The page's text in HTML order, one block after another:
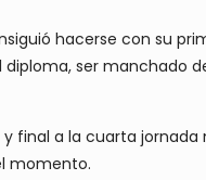
hacerse con su
ser manchado
final a la cuarta
momento.